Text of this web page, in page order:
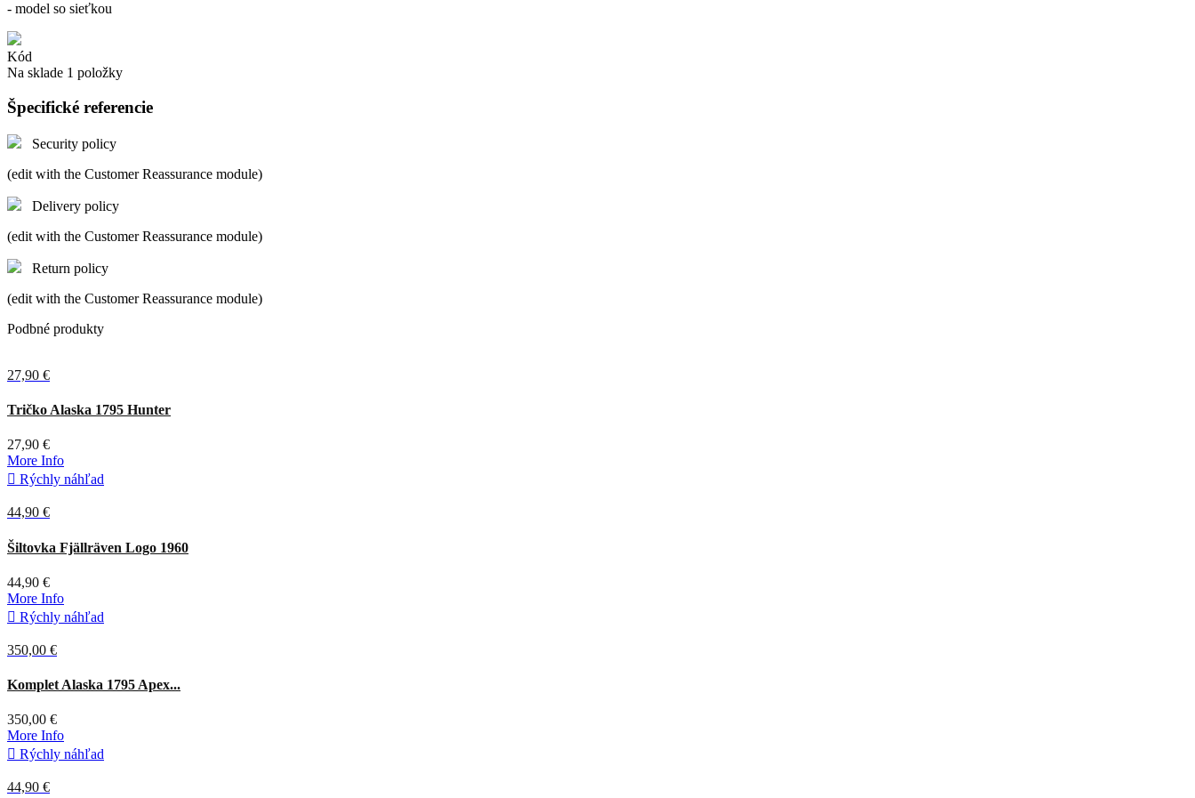
- model so sieťkou
Kód
Na sklade 1 položky
Špecifické referencie
Security policy
(edit with the Customer Reassurance module)
Delivery policy
(edit with the Customer Reassurance module)
Return policy
(edit with the Customer Reassurance module)
Podbné produkty
27,90 €
Tričko Alaska 1795 Hunter
27,90 €
More Info
 Rýchly náhľad
44,90 €
Zelená
Deep
Forest
Šiltovka Fjällräven Logo 1960
44,90 €
More Info
 Rýchly náhľad
350,00 €
Komplet Alaska 1795 Apex...
350,00 €
More Info
 Rýchly náhľad
44,90 €